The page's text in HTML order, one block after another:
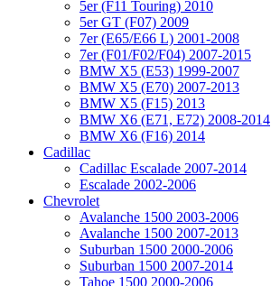
5er (F11 Touring) 2010
5er GT (F07) 2009
7er (E65/E66 L) 2001-2008
7er (F01/F02/F04) 2007-2015
BMW X5 (E53) 1999-2007
BMW X5 (E70) 2007-2013
BMW X5 (F15) 2013
BMW X6 (E71, E72) 2008-2014
BMW X6 (F16) 2014
Cadillac
Cadillac Escalade 2007-2014
Escalade 2002-2006
Chevrolet
Avalanche 1500 2003-2006
Avalanche 1500 2007-2013
Suburban 1500 2000-2006
Suburban 1500 2007-2014
Tahoe 1500 2000-2006